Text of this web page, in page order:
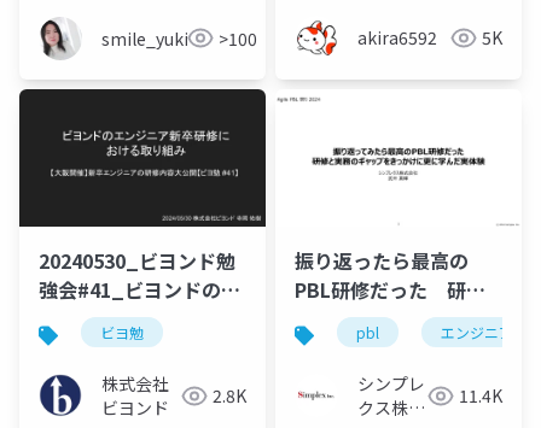
smile_yukiko_it>100 akira6592 5K
20240530_ビヨンド勉
強会#41_ビヨンドのエ
ンジニア新卒研修にお
ける取り組み
ビヨ勉
株式会社
ビヨンド
2.8K
振り返ったら最高の
PBL研修だった 研修
と実務のギャップをき
っかけに更に学んだ実
pbl エンジニア研修
シンプレ
クス株式
11.4K